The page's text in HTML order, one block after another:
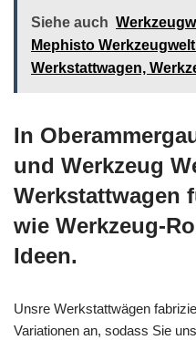
Siehe auch
Mephisto
Werkstattwagen,
In
und Werkzeug
Werkstattwagen
wie Werkzeug-
Ideen.
Unsre Werkstattwägen
Variationen an, sodass Sie